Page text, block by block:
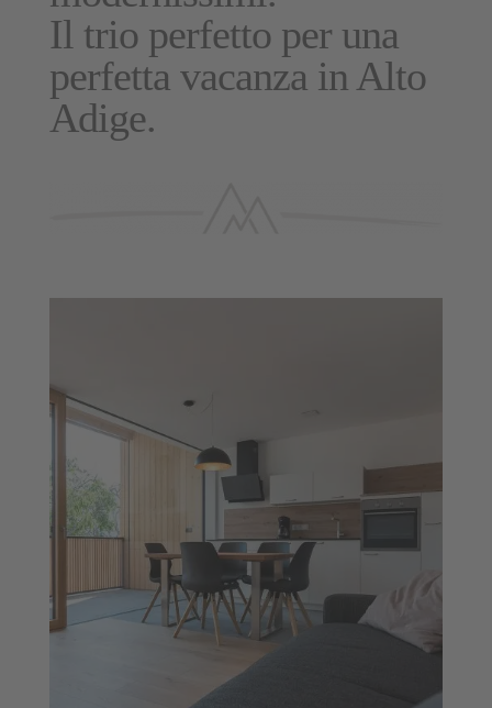
Il trio perfetto per una
perfetta vacanza in Alto
Adige.